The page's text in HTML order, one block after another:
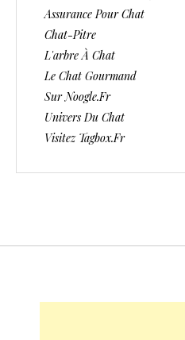
Assurance Pour Chat
Chat-Pitre
L'arbre À Chat
Le Chat Gourmand
Sur Noogle.fr
Univers Du Chat
Visitez Tagbox.fr